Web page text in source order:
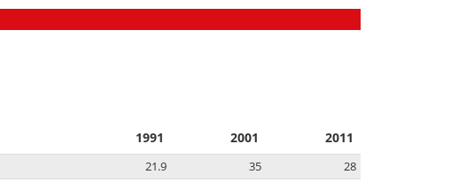
1991 2001 2011
21.9 35
28